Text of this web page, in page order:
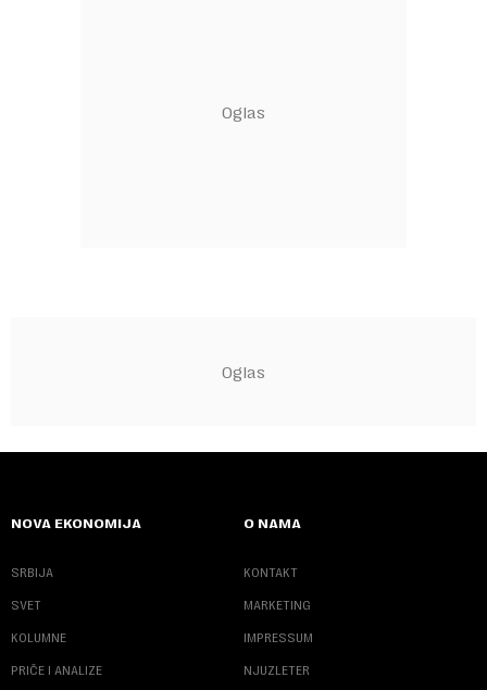
NOVA EKONOMIJA
SRBIJA
SVET
KOLUMNE
PRIČE I ANALIZE
O NAMA
KONTAKT
MARKETING
IMPRESSUM
NJUZLETER